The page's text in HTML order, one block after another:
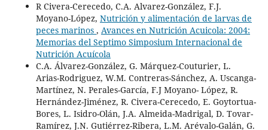
R Civera-Cerecedo, C.A. Alvarez-González, F.J.
Moyano-López, Nutrición y alimentación de larvas de
peces marinos , Avances en Nutrición Acuicola: 2004:
Memorias del Septimo Simposium Internacional de
Nutrición Acuícola
C.A. Álvarez-González, G. Márquez-Couturier, L.
Arias-Rodriguez, W.M. Contreras-Sánchez, A. Uscanga-
Martínez, N. Perales-García, F.J Moyano- López, R.
Hernández-Jiménez, R. Civera-Cerecedo, E. Goytortua-
Bores, L. Isidro-Olán, J.A. Almeida-Madrigal, D. Tovar-
Ramírez, J.N. Gutiérrez-Ribera, L.M. Arévalo-Galán, G.